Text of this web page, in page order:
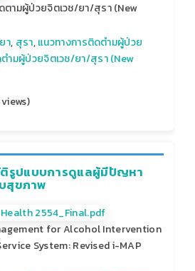
ามผู้ป่วยจิตเวช/ยา/สุรา (New
ยา, สุรา,แนวทางการติดตำมผู้ป่วย
ำมผู้ป่วยจิตเวช/ยา/สุรา (New
views)
รูปแบบการดูแลผู้มีปัญหา
สุขภาพ
for Alcohol Intervention
System: Revised i-MAP